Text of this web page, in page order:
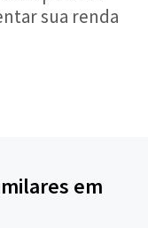
sua renda
em